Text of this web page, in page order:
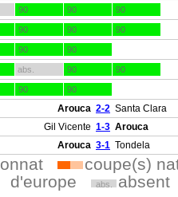
90 90 90
90 90 90
90 90
abs. 90 90
90 90
Arouca 2-2 Santa Clara
Gil Vicente 1-3 Arouca
Arouca 3-1 Tondela
coupe(s)
d'europe
abs. absent